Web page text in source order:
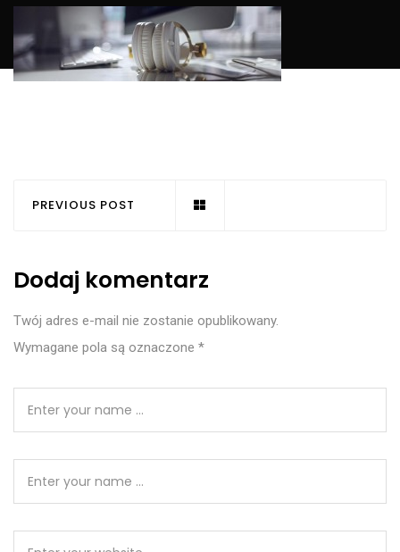
PREVIOUS POST
Dodaj komentarz
Twój adres e-mail nie zostanie opublikowany.
Wymagane pola są oznaczone *